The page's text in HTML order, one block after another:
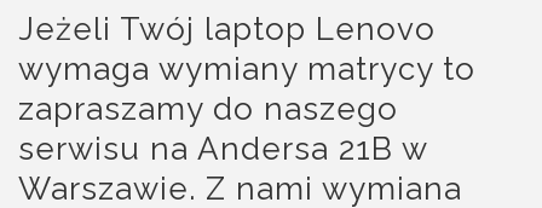
Jeżeli Twój laptop Lenovo
wymaga wymiany matrycy to
zapraszamy do naszego
serwisu na Andersa 21B w
Warszawie. Z nami wymiana